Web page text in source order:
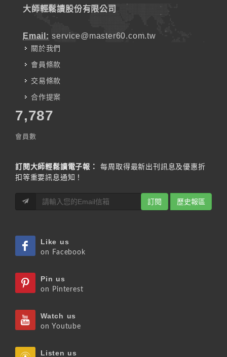
大師輕鬆讀股份有限公司
Email: service@master60.com.tw
關於我們
會員條款
交易條款
合作提案
7,787
會員數
訂閱大師輕鬆讀電子報：
每周取得最新出刊訊息及優惠折
扣等重要訊息通知！
訂閱 歷史報區
Like us
on Facebook
Pin us
on Pinterest
Watch us
on Youtube
Listen us